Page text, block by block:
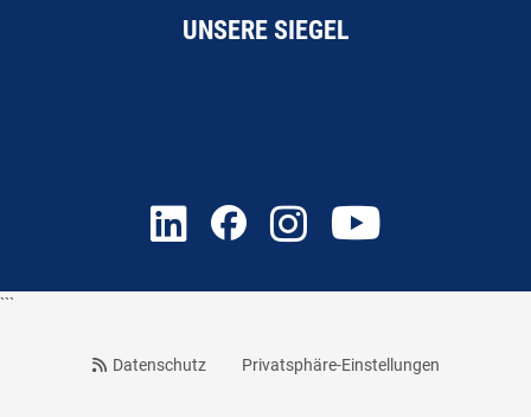
UNSERE SIEGEL
```
Datenschutz Privatsphäre-Einstellungen